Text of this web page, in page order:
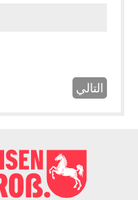
التالي